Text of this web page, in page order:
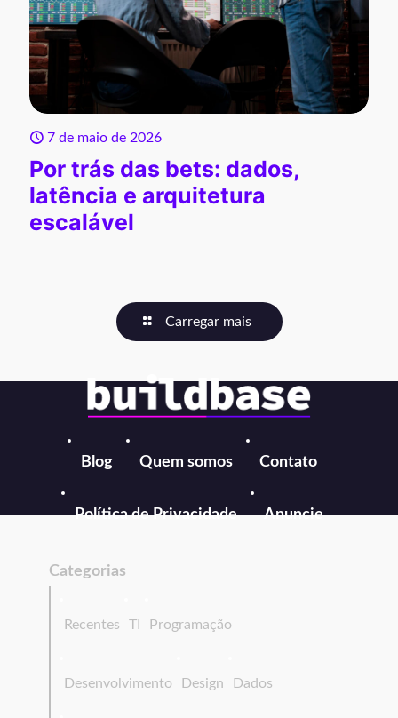
7 de maio de 2026
Por trás das bets: dados,
latência e arquitetura
escalável
Carregar mais
Blog Quem somos Contato
Política de Privacidade Anuncie
Categorias
Recentes TI Programação
Desenvolvimento Design Dados